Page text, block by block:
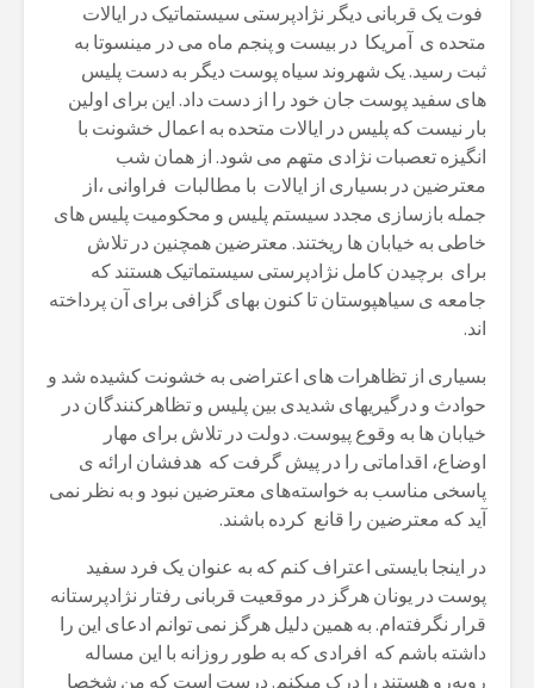
فوت یک قربانی دیگر نژادپرستی سیستماتیک در ایالات
متحدە ی آمریکا در بیست و پنجم ماه می در مینسوتا بە
ثبت رسید. یک شهروند سیاه پوست دیگر بە دست پلیس
های سفید پوست جان خود را از دست داد. این برای اولین
بار نیست کە پلیس در ایالات متحدە بە اعمال خشونت با
انگیزە تعصبات نژادی متهم می شود. از همان شب
معترضین در بسیاری از ایالات با مطالبات فراوانی ،از
جملە بازسازی مجدد سیستم پلیس و محکومیت پلیس های
خاطی بە خیابان ها ریختند. معترضین همچنین در تلاش
برای برچیدن کامل نژادپرستی سیستماتیک هستند کە
جامعە ی سیاهپوستان تا کنون بهای گزافی برای آن پرداختە
اند.
بسیاری از تظاهرات های اعتراضی بە خشونت کشیدە شد و
حوادث و درگیریهای شدیدی بین پلیس و تظاهرکنندگان در
خیابان ها بە وقوع پیوست. دولت در تلاش برای مهار
اوضاع، اقداماتی را در پیش گرفت کە هدفشان ارائە ی
پاسخی مناسب بە خواستەهای معترضین نبود و بە نظر نمی
آید کە معترضین را قانع کردە باشند.
در اینجا بایستی اعتراف کنم کە بە عنوان یک فرد سفید
پوست در یونان هرگز در موقعیت قربانی رفتار نژادپرستانە
قرار نگرفتەام. بە همین دلیل هرگز نمی توانم ادعای این را
داشتە باشم کە افرادی کە بە طور روزانە با این مسالە
روبەرو هستند را درک میکنم. درست است کە من شخصا